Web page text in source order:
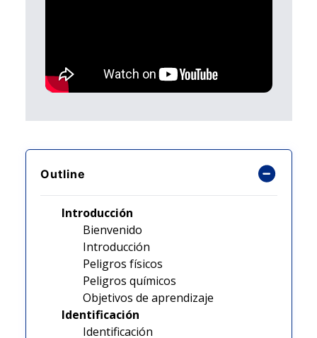
Outline
Introducción
Bienvenido
Introducción
Peligros físicos
Peligros químicos
Objetivos de aprendizaje
Identificación
Identificación